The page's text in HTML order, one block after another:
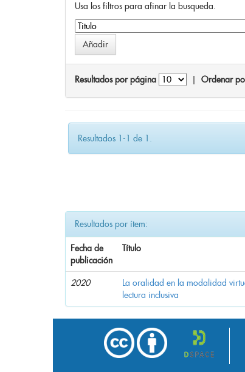
Usa los filtros para afinar la busqueda.
Resultados por página Ordenar
Resultados 1-1 de 1.
Resultados por ítem:
Fecha de
publicación
Título
2020
La oralidad en la modalidad
lectura inclusiva